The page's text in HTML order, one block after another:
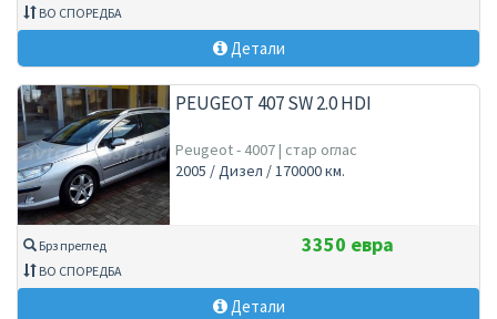
ВО СПОРЕДБА
Детали
PEUGEOT 407 SW 2.0 HDI
Peugeot - 4007 | стар оглас
2005 / Дизел / 170000 км.
Брз преглед
ВО СПОРЕДБА
3350 евра
Детали